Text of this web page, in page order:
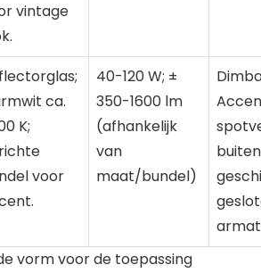
vintage
ca.
K;
voor
40-120 W; ±
350-1600 lm
(afhankelijk
van
maat/bundel)
vorm voor de toepassing